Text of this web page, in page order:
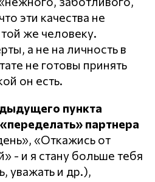
эти качества не
же человеку.
а не на личность в
не готовы принять
он есть.
пункта
партнера
«Откажись от
- и я стану больше тебя
уважать и др.),